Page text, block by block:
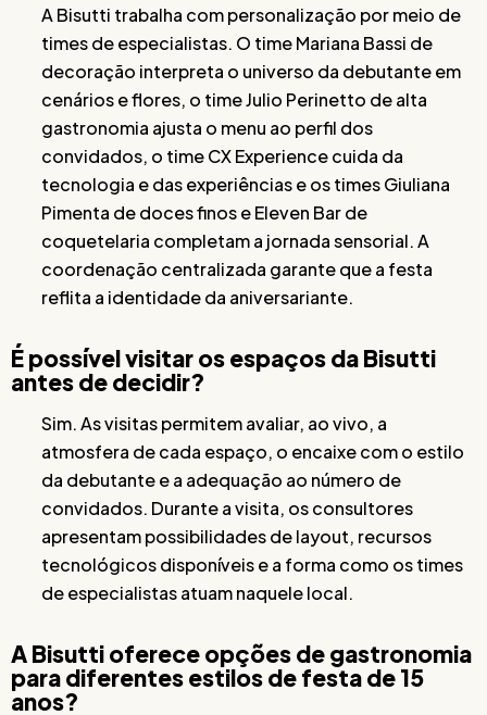
A Bisutti trabalha com personalização por meio de
times de especialistas. O time Mariana Bassi de
decoração interpreta o universo da debutante em
cenários e flores, o time Julio Perinetto de alta
gastronomia ajusta o menu ao perfil dos
convidados, o time CX Experience cuida da
tecnologia e das experiências e os times Giuliana
Pimenta de doces finos e Eleven Bar de
coquetelaria completam a jornada sensorial. A
coordenação centralizada garante que a festa
reflita a identidade da aniversariante.
É possível visitar os espaços da Bisutti
antes de decidir?
Sim. As visitas permitem avaliar, ao vivo, a
atmosfera de cada espaço, o encaixe com o estilo
da debutante e a adequação ao número de
convidados. Durante a visita, os consultores
apresentam possibilidades de layout, recursos
tecnológicos disponíveis e a forma como os times
de especialistas atuam naquele local.
A Bisutti oferece opções de gastronomia
para diferentes estilos de festa de 15
anos?